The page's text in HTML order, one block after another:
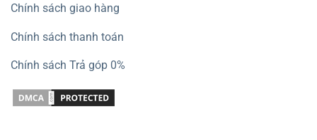
Chính sách giao hàng
Chính sách thanh toán
Chính sách Trả góp 0%